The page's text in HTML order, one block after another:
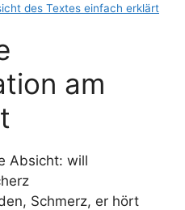
des Textes einfach erklärt
am
Absicht: will
Schmerz, er hört